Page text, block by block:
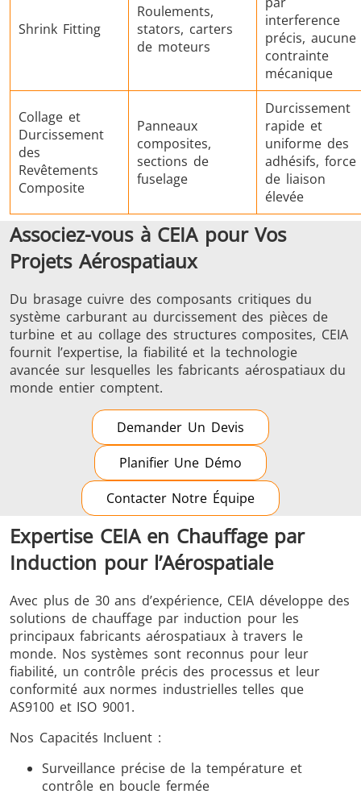
Shrink Fitting
Roulements,
stators, carters
de moteurs
interference
précis, aucune
contrainte
mécanique
Collage et
Durcissement
des
Revêtements
Composite
Panneaux
composites,
sections de
fuselage
Durcissement
rapide et
uniforme des
adhésifs, force
de liaison
élevée
Associez-vous à CEIA pour Vos
Projets Aérospatiaux
Du brasage cuivre des composants critiques du
système carburant au durcissement des pièces de
turbine et au collage des structures composites, CEIA
fournit l’expertise, la fiabilité et la technologie
avancée sur lesquelles les fabricants aérospatiaux du
monde entier comptent.
Demander Un Devis
Planifier Une Démo
Contacter Notre Équipe
Expertise CEIA en Chauffage par
Induction pour l’Aérospatiale
Avec plus de 30 ans d’expérience, CEIA développe des
solutions de chauffage par induction pour les
principaux fabricants aérospatiaux à travers le
monde. Nos systèmes sont reconnus pour leur
fiabilité, un contrôle précis des processus et leur
conformité aux normes industrielles telles que
AS9100 et ISO 9001.
Nos Capacités Incluent :
Surveillance précise de la température et
contrôle en boucle fermée